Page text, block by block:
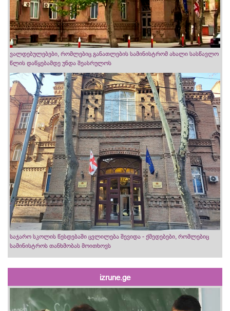
ვალდებულებები, რომლებიც განათლების სამინისტრომ ახალი სასწავლო
წლის დაწყებამდე უნდა შეასრულოს
საჯარო სკოლის წესდებაში ცვლილება შევიდა - ქმედებები, რომლებიც
სამინისტროს თანხმობას მოითხოვს
izrune.ge